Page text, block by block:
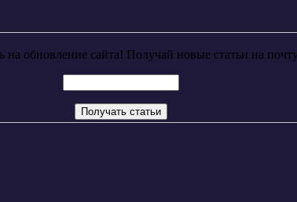
обновление сайта! Получай новые статьи на